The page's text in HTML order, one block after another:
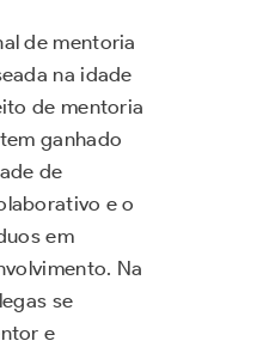
de mentoria
na idade
de mentoria
ganhado
de
e o
em
Na
se
e